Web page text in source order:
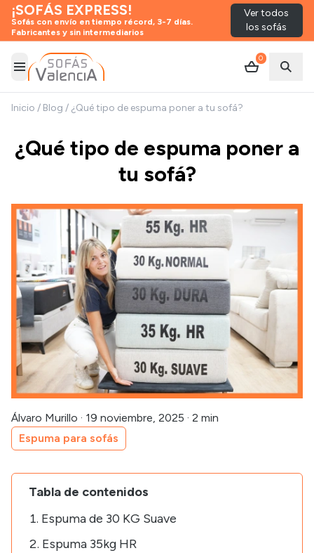
¡SOFÁS EXPRESS!
Sofás con envío en tiempo récord, 3-7 días.
Fabricantes y sin intermediarios
Ver todos
los sofás
Abrir menú
0
Inicio / Blog / ¿Qué tipo de espuma poner a tu sofá?
¿Qué tipo de espuma poner a
tu sofá?
Álvaro Murillo · 19 noviembre, 2025 · 2 min
Espuma para sofás
Tabla de contenidos
Espuma de 30 KG Suave
Espuma 35kg HR